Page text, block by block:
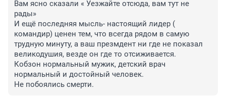
Вам ясно сказали « Уезжайте отсюда, вам тут не
рады»
И ещё последняя мысль- настоящий лидер (
командир) ценен тем, что всегда рядом в самую
трудную минуту, а ваш презмдент ни где не показал
великодушия, везде он где то отсиживается.
Кобзон нормальный мужик, детский врач
нормальный и достойный человек.
Не побоялись смерти.